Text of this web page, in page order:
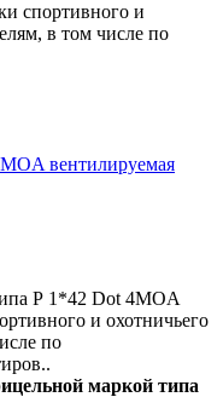
спортивного и
в том числе по
вентилируемая
Р 1*42 Dot 4MOA
и охотничьего
по
маркой типа